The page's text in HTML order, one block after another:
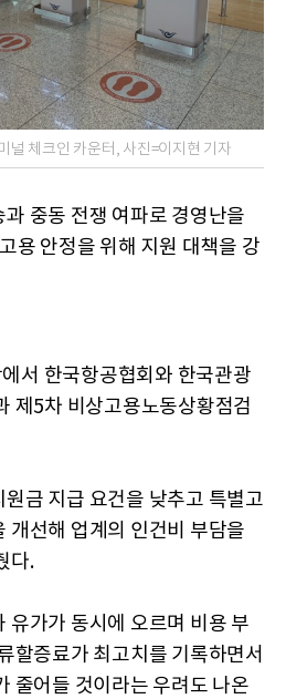
널 체크인 카운터, 사진=이지현 기자
중동 전쟁 여파로 경영난을
용 안정을 위해 지원 대책을 강
서 한국항공협회와 한국관광
제5차 비상고용노동상황점검
금 지급 요건을 낮추고 특별고
개선해 업계의 인건비 부담을
다.
유가가 동시에 오르며 비용 부
할증료가 최고치를 기록하면서
줄어들 것이라는 우려도 나온